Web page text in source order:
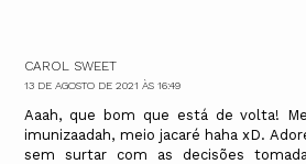
CAROL SWEET
13 DE AGOSTO DE 2021 ÀS 16:49
Aaah, que bom que está de volta!
imunizaadah, meio jacaré haha xD.
sem surtar com as decisões